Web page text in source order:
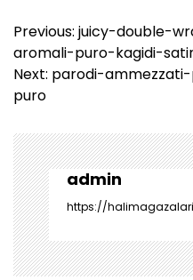
Y
a
z
ı
e
z
i
n
m
e
s
Previous: juicy-double-
aromali-puro-kagidi-
Next: parodi-
puro
admin
https://